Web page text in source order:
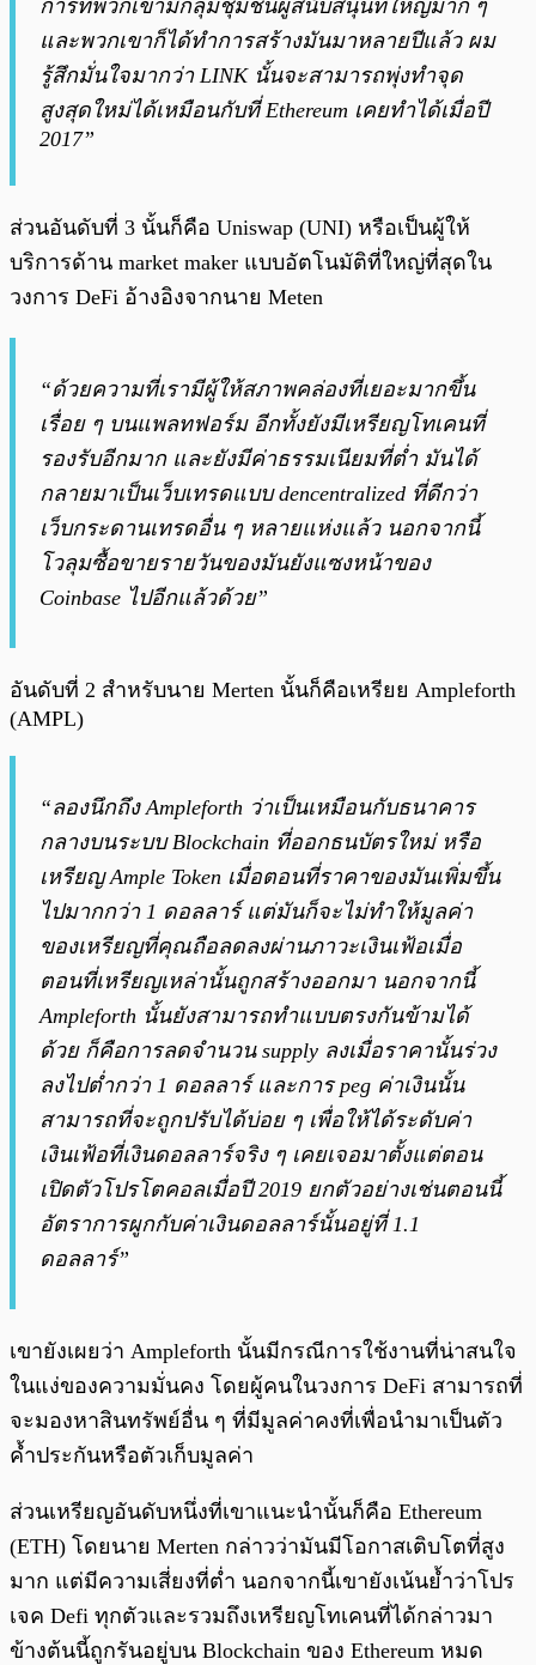
การที่พวกเขามีกลุ่มชุมชนผู้สนับสนุนที่ใหญ่มาก ๆ
และพวกเขาก็ได้ทำการสร้างมันมาหลายปีแล้ว ผม
รู้สึกมั่นใจมากว่า LINK นั้นจะสามารถพุ่งทำจุด
สูงสุดใหม่ได้เหมือนกับที่ Ethereum เคยทำได้เมื่อปี
2017”
ส่วนอันดับที่ 3 นั้นก็คือ Uniswap (UNI) หรือเป็นผู้ให้
บริการด้าน market maker แบบอัตโนมัติที่ใหญ่ที่สุดใน
วงการ DeFi อ้างอิงจากนาย Meten
“ด้วยความที่เรามีผู้ให้สภาพคล่องที่เยอะมากขึ้น
เรื่อย ๆ บนแพลทฟอร์ม อีกทั้งยังมีเหรียญโทเคนที่
รองรับอีกมาก และยังมีค่าธรรมเนียมที่ต่ำ มันได้
กลายมาเป็นเว็บเทรดแบบ dencentralized ที่ดีกว่า
เว็บกระดานเทรดอื่น ๆ หลายแห่งแล้ว นอกจากนี้
โวลุมซื้อขายรายวันของมันยังแซงหน้าของ
Coinbase ไปอีกแล้วด้วย”
อันดับที่ 2 สำหรับนาย Merten นั้นก็คือเหรียย Ampleforth
(AMPL)
“ลองนึกถึง Ampleforth ว่าเป็นเหมือนกับธนาคาร
กลางบนระบบ Blockchain ที่ออกธนบัตรใหม่ หรือ
เหรียญ Ample Token เมื่อตอนที่ราคาของมันเพิ่มขึ้น
ไปมากกว่า 1 ดอลลาร์ แต่มันก็จะไม่ทำให้มูลค่า
ของเหรียญที่คุณถือลดลงผ่านภาวะเงินเฟ้อเมื่อ
ตอนที่เหรียญเหล่านั้นถูกสร้างออกมา นอกจากนี้
Ampleforth นั้นยังสามารถทำแบบตรงกันข้ามได้
ด้วย ก็คือการลดจำนวน supply ลงเมื่อราคานั้นร่วง
ลงไปต่ำกว่า 1 ดอลลาร์ และการ peg ค่าเงินนั้น
สามารถที่จะถูกปรับได้บ่อย ๆ เพื่อให้ได้ระดับค่า
เงินเฟ้อที่เงินดอลลาร์จริง ๆ เคยเจอมาตั้งแต่ตอน
เปิดตัวโปรโตคอลเมื่อปี 2019 ยกตัวอย่างเช่นตอนนี้
อัตราการผูกกับค่าเงินดอลลาร์นั้นอยู่ที่ 1.1
ดอลลาร์”
เขายังเผยว่า Ampleforth นั้นมีกรณีการใช้งานที่น่าสนใจ
ในแง่ของความมั่นคง โดยผู้คนในวงการ DeFi สามารถที่
จะมองหาสินทรัพย์อื่น ๆ ที่มีมูลค่าคงที่เพื่อนำมาเป็นตัว
ค้ำประกันหรือตัวเก็บมูลค่า
ส่วนเหรียญอันดับหนึ่งที่เขาแนะนำนั้นก็คือ Ethereum
(ETH) โดยนาย Merten กล่าวว่ามันมีโอกาสเติบโตที่สูง
มาก แต่มีความเสี่ยงที่ต่ำ นอกจากนี้เขายังเน้นย้ำว่าโปร
เจค Defi ทุกตัวและรวมถึงเหรียญโทเคนที่ได้กล่าวมา
ข้างต้นนี้ถูกรันอยู่บน Blockchain ของ Ethereum หมด